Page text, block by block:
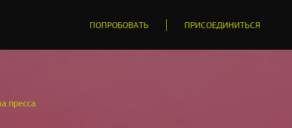
ПОПРОБОВАТЬ ПРИСОЕДИНИТЬСЯ
пресса